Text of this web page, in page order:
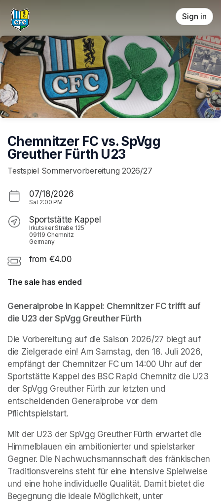
Skip header
Sign in
Chemnitzer FC vs. SpVgg
Greuther Fürth U23
Testspiel Sommervorbereitung 2026/27
07/18/2026
Sat 2:00 PM
Sportstätte Kappel
Irkutsker Straße 125
09119 Chemnitz
Germany
from €4.00
The sale has ended
Generalprobe in Kappel: Chemnitzer FC trifft auf
die U23 der SpVgg Greuther Fürth
Die Vorbereitung auf die Saison 2026/27 biegt auf
die Zielgerade ein! Am Samstag, den 18. Juli 2026,
empfängt der Chemnitzer FC um 14:00 Uhr auf der
Sportstätte Kappel des BSC Rapid Chemnitz die U23
der SpVgg Greuther Fürth zur letzten und
entscheidenden Generalprobe vor dem
Pflichtspielstart.
Mit der U23 der SpVgg Greuther Fürth erwartet die
Himmelblauen ein ambitionierter und spielstarker
Gegner. Die Nachwuchsmannschaft des fränkischen
Traditionsvereins steht für eine intensive Spielweise
und eine hohe individuelle Qualität. Damit bietet die
Begegnung die ideale Möglichkeit, unter